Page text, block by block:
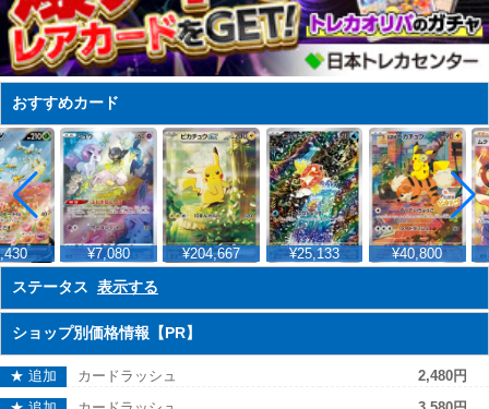
おすすめカード
¥7,080 ¥204,667 ¥25,133 ¥40,800
ステータス 表示する
ショップ別価格情報【PR】
★ 追加 カードラッシュ
2,480円